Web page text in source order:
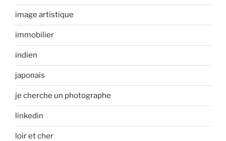
image artistique
immobilier
indien
japonais
je cherche un photographe
linkedin
loir et cher